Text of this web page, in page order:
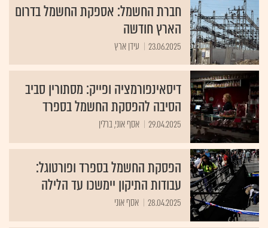
חברת החשמל: אספקת החשמל בדרום
הארץ חודשה
23.06.2025 עידן ארץ
דיסאינפורמציה ופייק: מסתורין סביב
הסיבה להפסקת החשמל בספרד
29.04.2025 אסף אוני, ברלין
הפסקת החשמל בספרד ופורטוגל:
עבודות התיקון יימשכו עד הלילה
28.04.2025 אסף אוני